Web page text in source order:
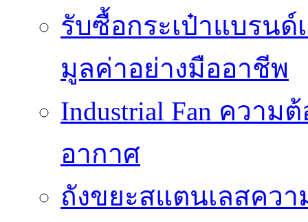
รับซื้อกระเป๋าแบรนด์
มูลค่าอย่างมืออาชีพ
Industrial Fan ควา
อากาศ
ถังขยะสแตนเลสคว